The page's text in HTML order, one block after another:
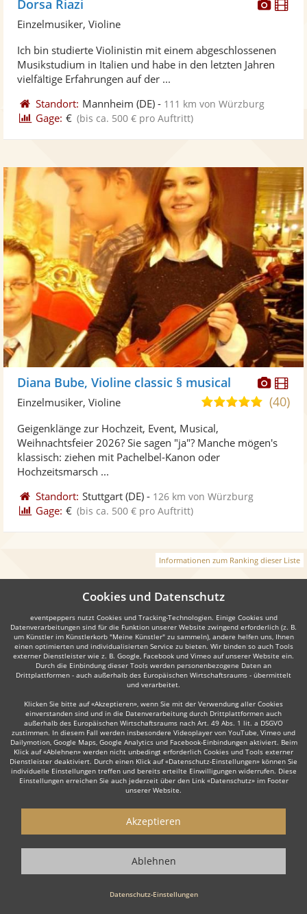
Fotos
Dorsa Riazi
Einzelmusiker, Violine
Ich bin studierte Violinistin mit einem abgeschlossenen
Musikstudium in Italien und habe in den letzten Jahren
vielfältige Erfahrungen auf der ...
Standort: Mannheim (DE) - 111 km von Würzburg
Gage: € (bis ca. 500 € pro Auftritt)
Diana Bube, Violine classic § musical
4,9(40)
Einzelmusiker, Violine
Geigenklänge zur Hochzeit, Event, Musical,
Weihnachtsfeier 2026? Sie sagen "ja"? Manche mögen's
klassisch: ziehen mit Pachelbel-Kanon oder
Hochzeitsmarsch ...
Standort: Stuttgart (DE) - 126 km von Würzburg
Gage: € (bis ca. 500 € pro Auftritt)
Informationen zum Ranking dieser Liste
Weiter
Trompeter Trauerredner Dudelsackspieler
Wie funktioniert's?
Starten Sie mit dem Button 'Kostenlos anfragen' eine Anfrage an die für
Streicher. Diesen Button finden Sie auf den jeweiligen Künstler-Profil-
Cookies und Datenschutz
eventpeppers nutzt Cookies und Tracking-Technologien. Einige Cookies und
Datenverarbeitungen sind für die Funktion unserer Website zwingend erforderlich (z. B.
um Künstler im Künstlerkorb "Meine Künstler" zu sammeln), andere helfen uns, Ihnen
einen optimierten und individualisierten Service zu bieten. Wir binden so auch Tools
externer Dienstleister wie z. B. Google, Facebook und Vimeo auf unserer Website ein.
Durch die Einbindung dieser Tools werden personenbezogene Daten an
Drittplattformen - auch außerhalb des Europäischen Wirtschaftsraums - übermittelt
und verarbeitet.
Klicken Sie bitte auf «Akzeptieren», wenn Sie mit der Verwendung aller Cookies
einverstanden sind und in die Datenverarbeitung durch Drittplattformen auch
außerhalb des Europäischen Wirtschaftsraums nach Art. 49 Abs. 1 lit. a DSGVO
zustimmen. In diesem Fall werden insbesondere Videoplayer von YouTube, Vimeo und
Dailymotion, Google Maps, Google Analytics und Facebook-Einbindungen aktiviert. Beim
Klick auf «Ablehnen» werden nicht unbedingt erforderlich Cookies und Tools externer
Dienstleister deaktiviert. Durch einen Klick auf «Datenschutz-Einstellungen» können Sie
individuelle Einstellungen treffen und bereits erteilte Einwilligungen widerrufen. Diese
Einstellungen erreichen Sie auch jederzeit über den Link «Datenschutz» im Footer
unserer Website.
Datenschutz-Einstellungen
Akzeptieren
Ablehnen